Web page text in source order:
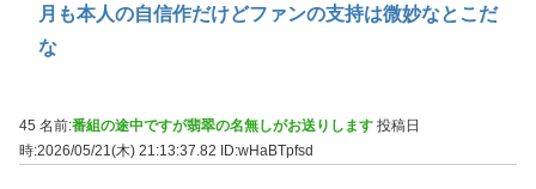
月も本人の自信作だけどファンの支持は微妙なとこだ
な
45 名前:番組の途中ですが翡翠の名無しがお送りします 投稿日
時:2026/05/21(木) 21:13:37.82
ID:wHaBTpfsd